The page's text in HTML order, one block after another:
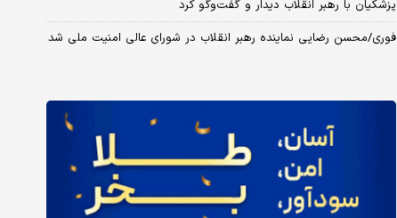
پزشکیان با رهبر انقلاب دیدار و گفت‌وگو کرد
فوری/محسن رضایی نماینده رهبر انقلاب در شورای عالی امنیت ملی شد